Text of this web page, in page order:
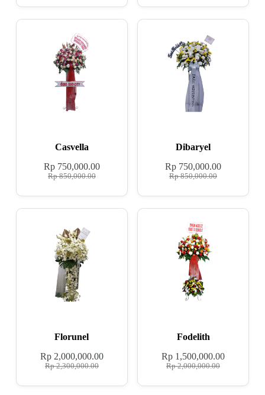
Casvella
Rp850,000.00
Rp750,000.00
Dibaryel
Rp850,000.00
Rp 750,000.00
Florunel
Rp2,300,000.00
Rp2,000,000.00
Fodelith
Rp2,000,000.00
Rp 1,500,000.00